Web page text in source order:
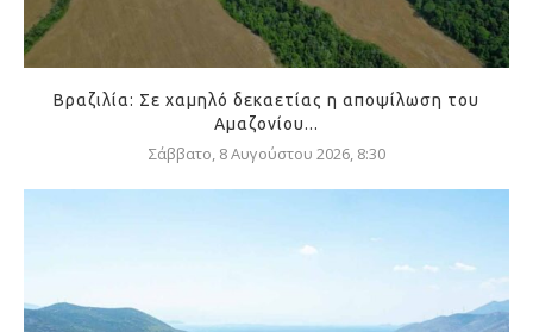
Βραζιλία: Σε χαμηλό δεκαετίας η αποψίλωση του
Αμαζονίου...
Σάββατο, 8 Αυγούστου 2026, 8:30